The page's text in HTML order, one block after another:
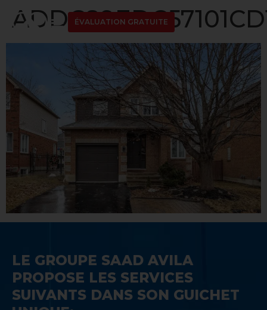
ÉVALUATION GRATUITE
LE GROUPE SAAD AVILA
PROPOSE LES SERVICES
SUIVANTS DANS SON GUICHET